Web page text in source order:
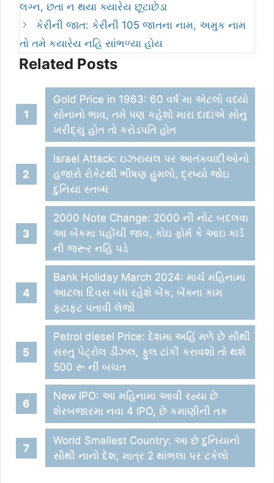
લગ્ન, છતા ન થયા ક્યારેય છૂટાછેડા
કેરીની જાત: કેરીની 105 જાતના નામ, અમુક નામ
તો તમે કયારેય નહિ સાંભળ્યા હોય
Related Posts
Gold Price in 1963: 60 વર્ષ મા એટલો વધ્યો
સોનાનો ભાવ, તમે પણ કહેશો મારા દાદાએ સોનુ
ખરીદ્યુ હોત તો કરોડપતિ હોત
Israel Attack: ઇઝરાયલ પર આતંકવાદીઓનો
હજારો રોકેટથી ભીષણ હુમલો, દ્રષ્યો જોઇ
દુનિયા સ્તબ્ધ
2000 Note Change: 2000 ની નોટ બદલવા
આ બેંકમા પહોંચી જાવ, કોઇ ફોર્મ કે આઇ કાર્ડ
ની જરૂર નહિ પડે
Bank Holiday March 2024: માર્ચ મહિનામા
આટલા દિવસ બંધ રહેશે બેંક, બેંક્ના કામ
ફટાફટ પતાવી લેજો
Petrol diesel Price: દેશમા અહિં મળે છે સૌથી
સસ્તુ પેટ્રોલ ડીઝલ, ફુલ ટાંકી કરાવશો તો થશે
500 રૂ ની બચત
New IPO: આ મહિનામા આવી રહ્યા છે
શેરબજારમા નવા 4 IPO, છે કમાણીની તક
World Smallest Country: આ છે દુનિયાનો
સૌથી નાનો દેશ, માત્ર 2 થાંભલા પર ટકેલો